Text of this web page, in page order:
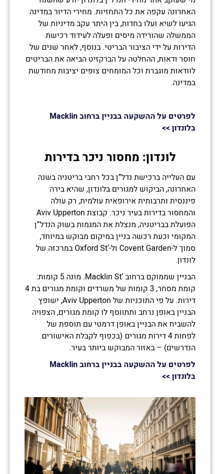
האחרונה עקפה את כל התחזיות. מחירי הדיור במדינה
הגיעו לשיא ועלו בחדות, בין היתר עקב מדיניות של
הממשלה שהורידה מיסים ופעלה לעידוד רכישת
הדירות על ידי הציבור הבריטי. בנוסף, לאחר שנים של
חוסר ודאות, ההחלטה על הברקזיט הביאה את הבריטים
לוודאות מוגברת וכל המומחים צופים יציבות מחודשת
במדינה.
בלונדון >>
לונדון: מחסור ניכר בדירות
עם העלייה ברכישת נדל”ן בכל רחבי בריטניה בשנה
האחרונה, הביקוש למגורים בלונדון, שהיא בירה
פיננסית ותרבותית אירופאית עולמית, רק עולה
הפועלת בבריטניה, מנצלת את המגמות בשוק הנדל”ן
המקומי וכעת רכשה בניין במיקום מבוקש במיוחד,
סמוך ל-Covent Garden ול-‘Oxford St במרכזה של
לונדון.
הבניין שממוקם ברחוב ‘Macklin St. מונה 5 קומות:
קומת מסחר, 3 קומות של משרדים וקומת מגורים בת 4
דירות. על פי התוכניות של Aviv Upperton, ישופץ
הבניין באופן נרחב ותתווסף לו קומת מגורים, הצפויה
להשביח את הבניין באופן דרמטי עם תוספת של
לפחות 4 דירות מגורים (בכפוף לקבלת האישורים
הנדרשים) – באזור המבוקש ביותר בעיר.
בלונדון >>